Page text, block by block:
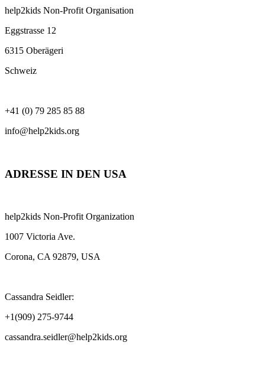
help2kids Non-Profit Organisation
Eggstrasse 12
6315 Oberägeri
Schweiz
+41 (0) 79 285 85 88
info@help2kids.org
ADRESSE IN DEN USA
help2kids Non-Profit Organization
1007 Victoria Ave.
Corona, CA 92879, USA
Cassandra Seidler:
+1(909) 275-9744
cassandra.seidler@help2kids.org